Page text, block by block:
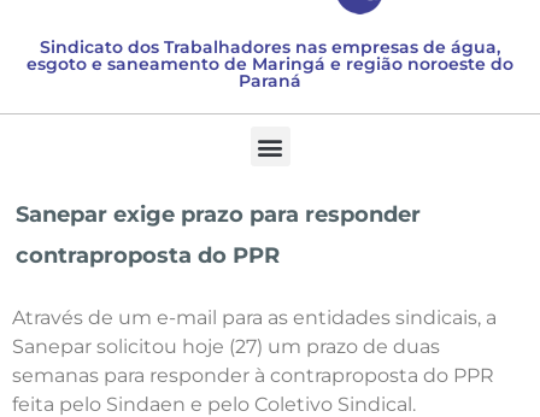
Sindicato dos Trabalhadores nas empresas de água,
esgoto e saneamento de Maringá e região noroeste do
Paraná
Sanepar exige prazo para responder
contraproposta do PPR
Através de um e-mail para as entidades sindicais, a
Sanepar solicitou hoje (27) um prazo de duas
semanas para responder à contraproposta do PPR
feita pelo Sindaen e pelo Coletivo Sindical.